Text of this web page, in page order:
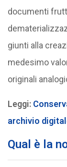
documenti
giunti alla
medesimo
originali
Leggi:
archivio
Qual è la